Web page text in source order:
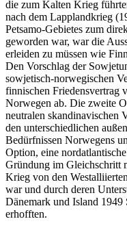
die zum Kalten Krieg
nach dem Lapplandkrieg
Petsamo-Gebietes zum
geworden war, war die
erleiden zu müssen wie
Den Vorschlag der
sowjetisch-norwegischen
finnischen Friedensvertrag
Norwegen ab. Die zweite
neutralen skandinavischen
den unterschiedlichen
Bedürfnissen Norwegens
Option, eine
Gründung im Gleichschritt
Krieg von den
war und durch deren
Dänemark und Island
erhofften.